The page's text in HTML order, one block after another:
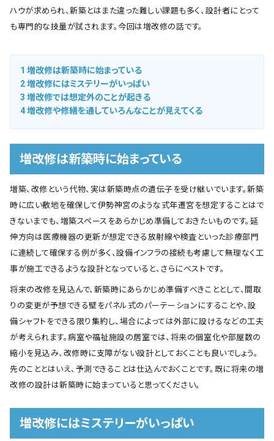
ハウが求められ、新築とはまた違った難しい課題も多く、設計者にとって
も専門的な技量が試されます。今回は増改修の話です。
1 増改修は新築時に始まっている
2増改修にはミステリーがいっぱい
3 増改修では想定外のことが起きる
4増改修や修繕を通していろんなことが見えてくる
増改修は新築時に始まっている
増築、改修という代物、実は新築時点の遺伝子を受け継いでいます。新築
時に広い敷地を確保して伊勢神宮のような式年遷宮を想定することはで
きないまでも、増築スペースをあらかじめ準備しておきたいものです。延
伸方向は医療機器の更新が想定できる放射線や検査といった診療部門
に連続して確保する例が多く、設備インフラの接続も考慮して無理なく工
事が施工できるような設計となっていると、さらにベストです。
将来の改修を見込んで、新築時にあらかじめ準備すべきこととして、間取
りの変更が予想できる壁をパネル式のパーテーションにすることや、設
備シャフトをできる限り集約し、場合によっては外部に設けるなどの工夫
が考えられます。病室や福祉施設の居室では、将来の個室化や部屋数の
縮小を見込み、改修時に支障がない設計としておくことも良いでしょう。
先のこととはいえ、予測できることは仕込んでおくことです。既に将来の増
改修の設計は新築時に始まっていると思ってください。
増改修にはミステリーがいっぱい